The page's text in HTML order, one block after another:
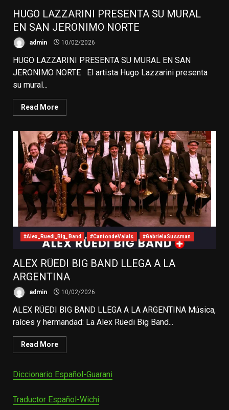
HUGO LAZZARINI PRESENTA SU MURAL
EN SAN JERONIMO NORTE
admin 10/02/2026
HUGO LAZZARINI PRESENTA SU MURAL EN SAN
JERONIMO NORTE El artista Hugo Lazzarini presenta
su mural...
Read More
#Alex_Ruedi_Big_Band #CantondeValais #GabrielaSussman
ALEX RÜEDI BIG BAND LLEGA A LA
ARGENTINA
admin 10/02/2026
ALEX RÜEDI BIG BAND LLEGA A LA ARGENTINA Música,
raíces y hermandad: La Alex Rüedi Big Band...
Read More
Diccionario Español-Guarani
Traductor Español-Wichi